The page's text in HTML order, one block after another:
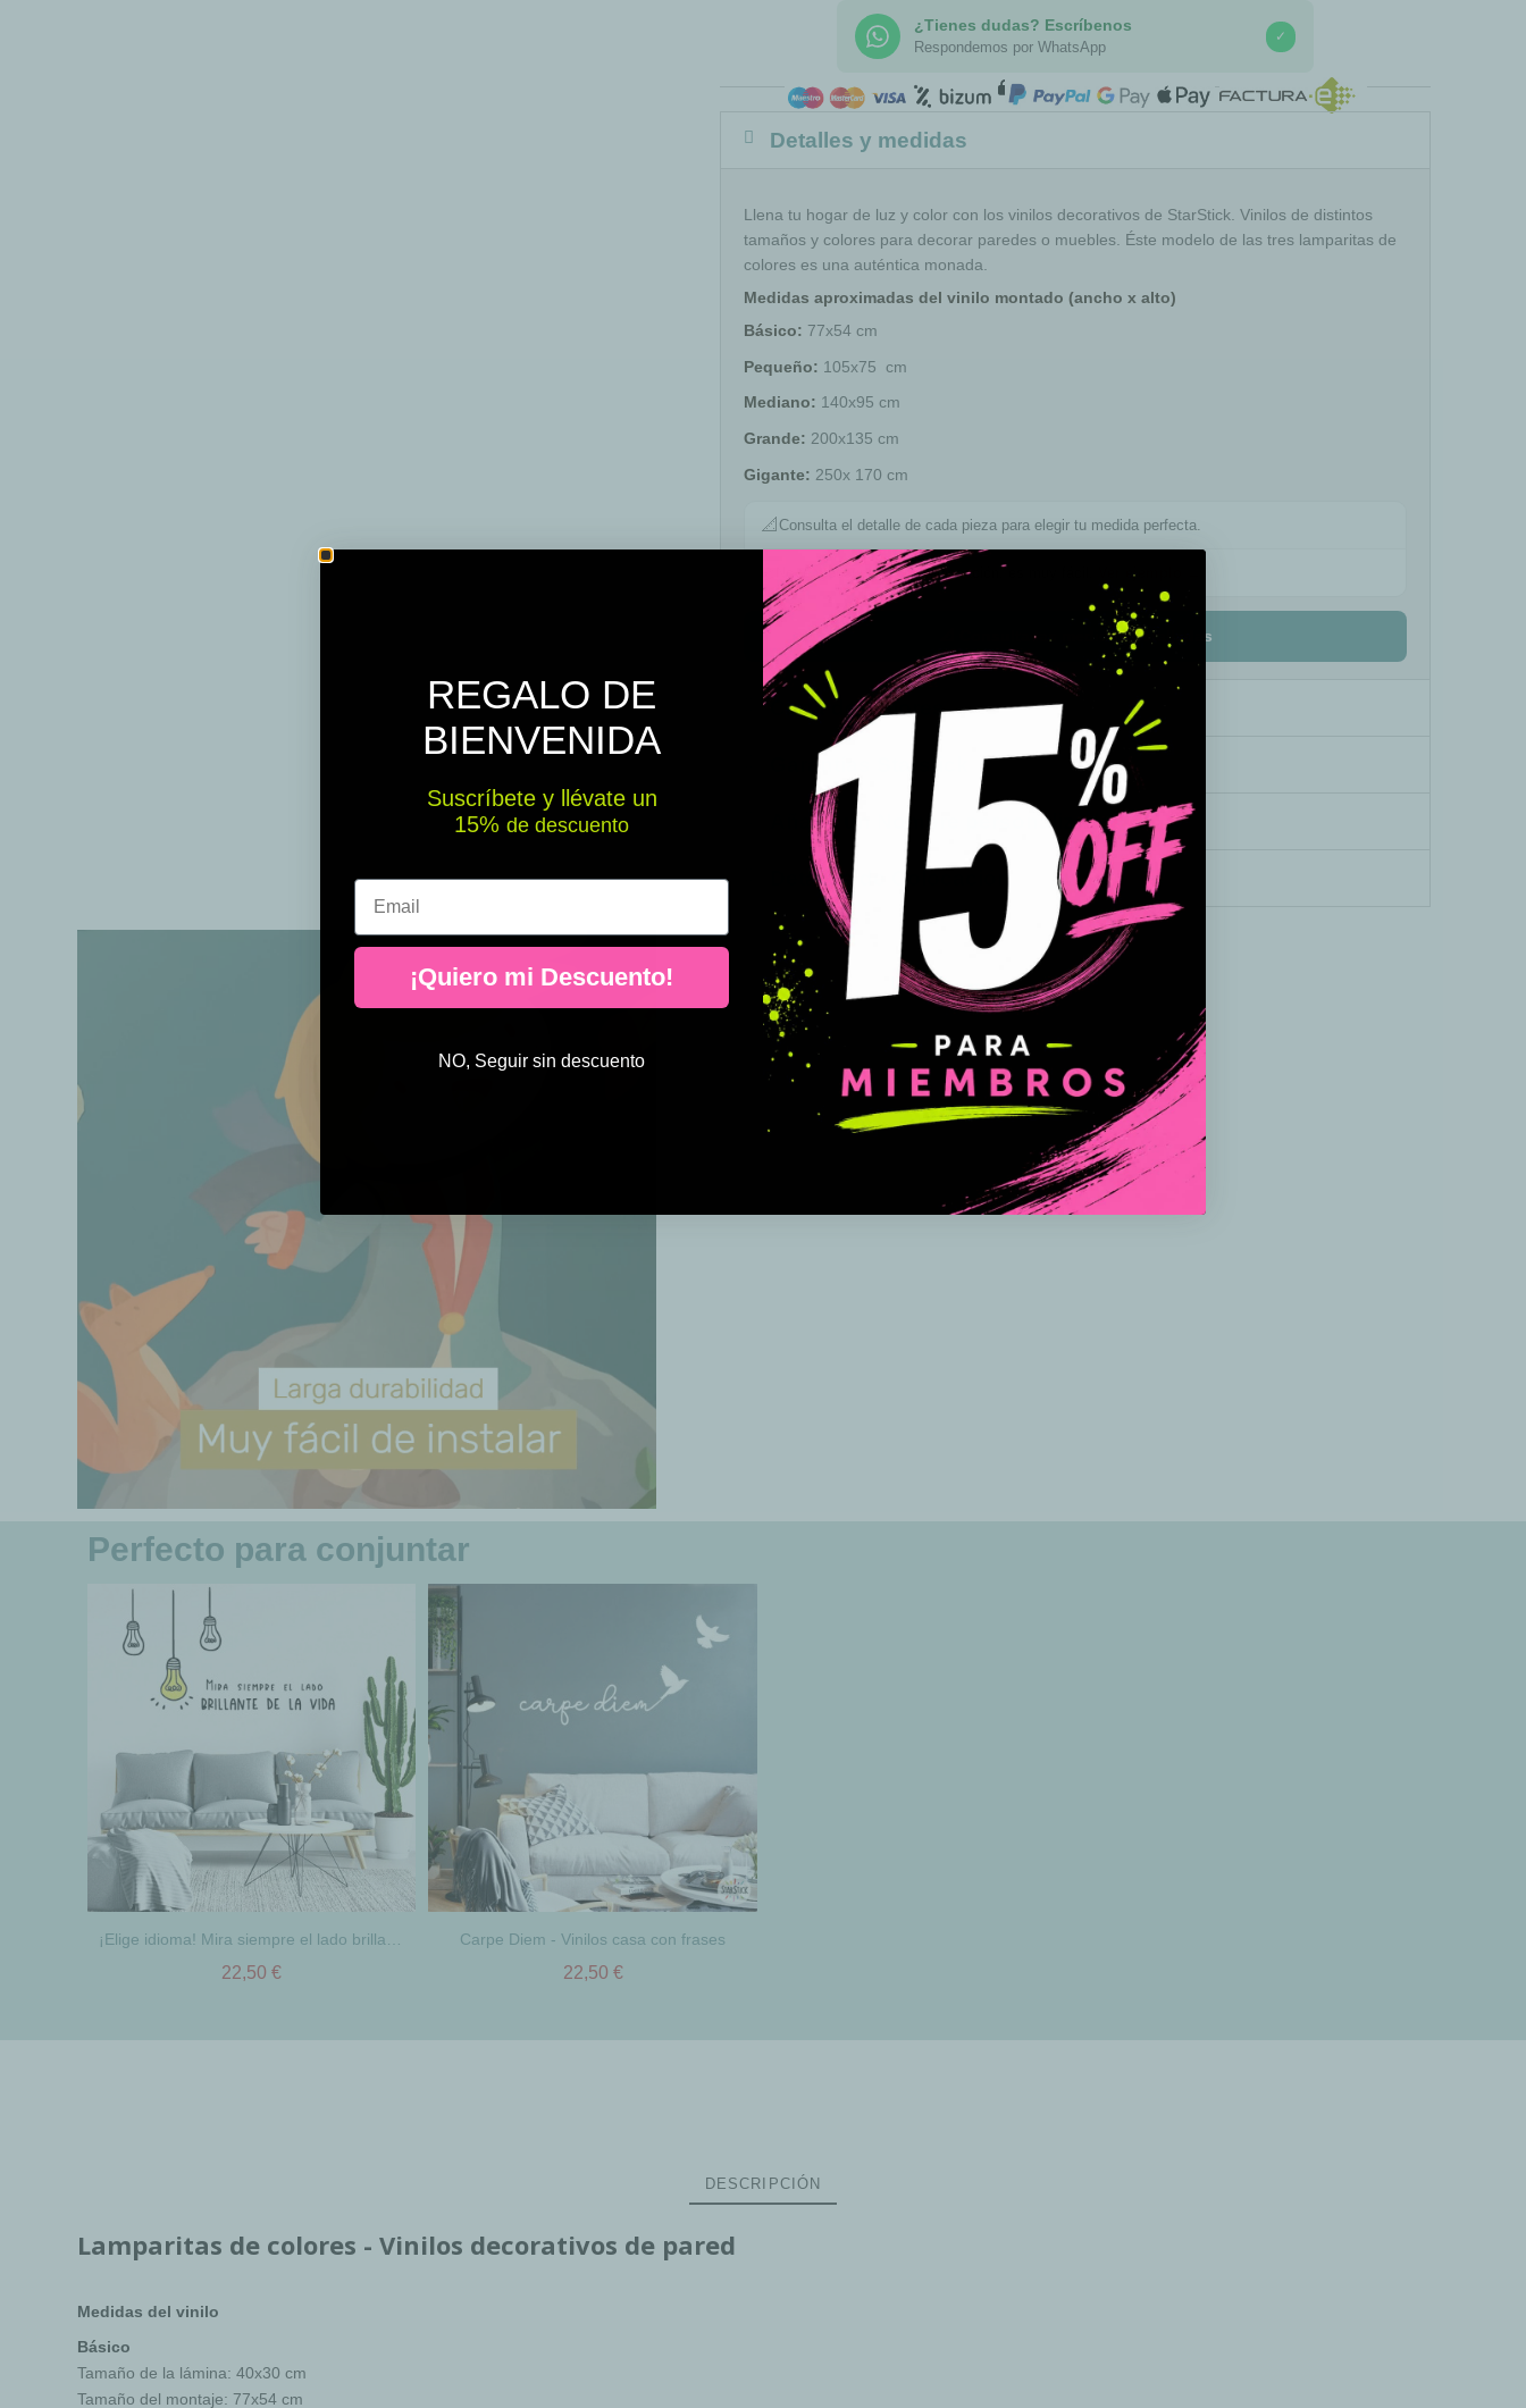
¿Tienes dudas? Escríbenos
Respondemos por WhatsApp
✓
COMPRA SEGURA
Detalles y medidas
Llena tu hogar de luz y color con los vinilos decorativos de StarStick. Vinilos de distintos
tamaños y colores para decorar paredes o muebles. Éste modelo de las tres lamparitas de
colores es una auténtica monada.
Medidas aproximadas del vinilo montado (ancho x alto)
Básico: 77x54 cm
Pequeño: 105x75 cm
Mediano: 140x95 cm
Grande: 200x135 cm
Gigante: 250x 170 cm
📐 Consulta el detalle de cada pieza para elegir tu medida perfecta.
No te preocupes por la colocación, es muy fácil. Ver ejemplo →
📐 Consulta las medidas detalladas
Carta de Colores
Garantías Starstick
Añade un Nombre personalizado
Detalles de Colocación
Perfecto para conjuntar
22,50 €
Carpe Diem - Vinilos casa con frases
22,50 €
DESCRIPCIÓN
Lamparitas de colores - Vinilos decorativos de pared
Medidas del vinilo
Básico
Tamaño de la lámina: 40x30 cm
Tamaño del montaje: 77x54 cm
REGALO DE
BIENVENIDA
Suscríbete y llévate un
15% ​​ de descuento
Email
¡Quiero mi Descuento!
NO, Seguir sin descuento